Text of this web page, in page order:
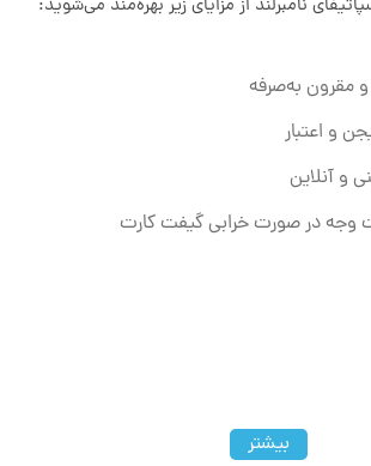
نامبرلند از مزایای زیر بهره‌مند می‌شوید:
مقرون به‌صرفه
و اعتبار
و آنلاین
در صورت خرابی گیفت کارت
بیشتر